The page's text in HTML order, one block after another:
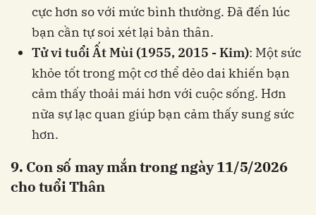
cực hơn so với mức bình thường. Đã đến lúc
bạn cần tự soi xét lại bản thân.
Tử vi tuổi Ất Mùi (1955, 2015 - Kim): Một sức
khỏe tốt trong một cơ thể dẻo dai khiến bạn
cảm thấy thoải mái hơn với cuộc sống. Hơn
nữa sự lạc quan giúp bạn cảm thấy sung sức
hơn.
9. Con số may mắn trong ngày 11/5/2026
cho tuổi Thân